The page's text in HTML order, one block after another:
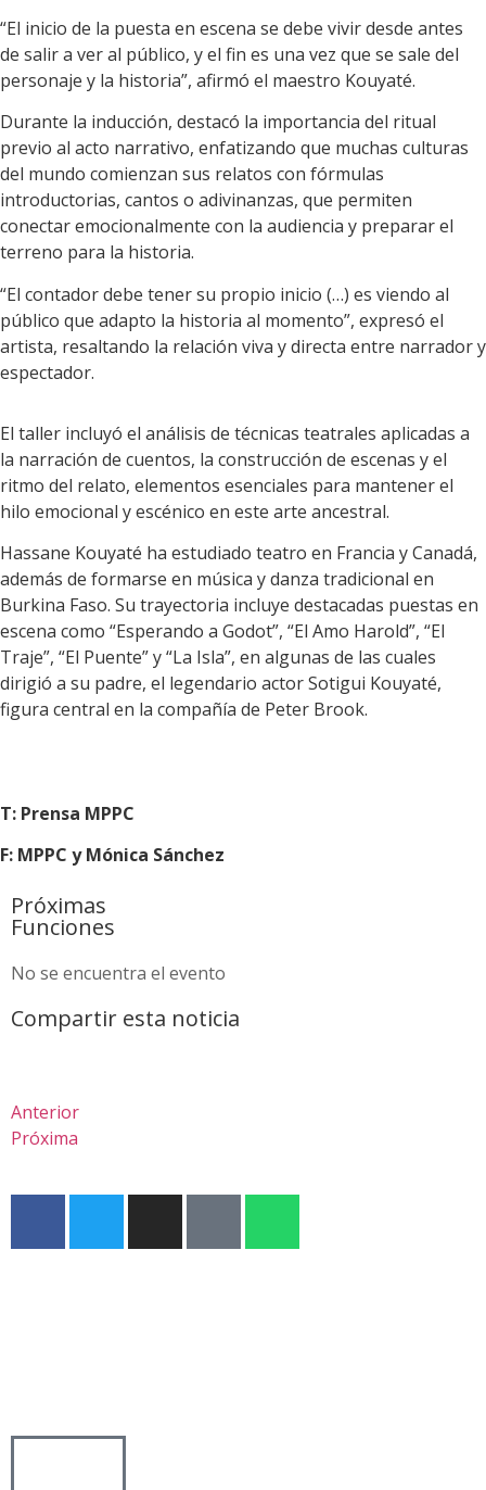
“El inicio de la puesta en escena se debe vivir desde antes
de salir a ver al público, y el fin es una vez que se sale del
personaje y la historia”, afirmó el maestro Kouyaté.
Durante la inducción, destacó la importancia del ritual
previo al acto narrativo, enfatizando que muchas culturas
del mundo comienzan sus relatos con fórmulas
introductorias, cantos o adivinanzas, que permiten
conectar emocionalmente con la audiencia y preparar el
terreno para la historia.
“El contador debe tener su propio inicio (…) es viendo al
público que adapto la historia al momento”, expresó el
artista, resaltando la relación viva y directa entre narrador y
espectador.
El taller incluyó el análisis de técnicas teatrales aplicadas a
la narración de cuentos, la construcción de escenas y el
ritmo del relato, elementos esenciales para mantener el
hilo emocional y escénico en este arte ancestral.
Hassane Kouyaté ha estudiado teatro en Francia y Canadá,
además de formarse en música y danza tradicional en
Burkina Faso. Su trayectoria incluye destacadas puestas en
escena como “Esperando a Godot”, “El Amo Harold”, “El
Traje”, “El Puente” y “La Isla”, en algunas de las cuales
dirigió a su padre, el legendario actor Sotigui Kouyaté,
figura central en la compañía de Peter Brook.
T: Prensa MPPC
F: MPPC y Mónica Sánchez
Próximas
Funciones
No se encuentra el evento
Compartir esta noticia
Anterior
Próxima